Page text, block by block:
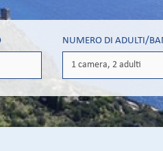
NUMERO DI ADULTI/